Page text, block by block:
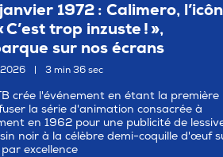
1972 : Calimero,
C’est trop inzuste ! »,
sur nos écrans
3 min 36 sec
crée l'événement en étant la première
la série d'animation consacrée à
en 1962 pour une publicité de
noir à la célèbre demi-coquille d'œuf
excellence